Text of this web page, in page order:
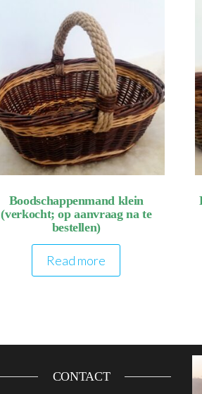
Boodschappenmand klein
(verkocht; op aanvraag na te
bestellen)
Read more
CONTACT